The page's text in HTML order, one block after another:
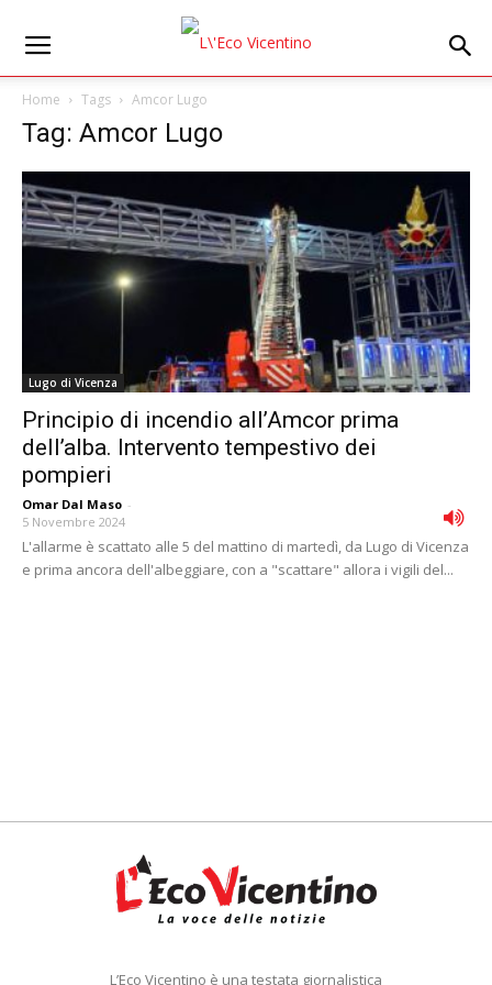
Home Tags Amcor Lugo
Tag: Amcor Lugo
Lugo di Vicenza
Principio di incendio all’Amcor prima
dell’alba. Intervento tempestivo dei
pompieri
Omar Dal Maso -
5 Novembre 2024
L'allarme è scattato alle 5 del mattino di martedì, da Lugo di Vicenza
e prima ancora dell'albeggiare, con a "scattare" allora i vigili del...
L’Eco Vicentino è una testata giornalistica